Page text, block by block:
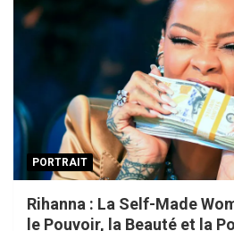
PORTRAIT
Rihanna : La Self-Made
le Pouvoir, la Beauté et la